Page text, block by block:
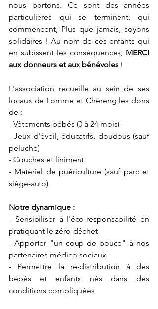
nous portons. Ce sont des années
particulières qui se terminent, qui
commencent, Plus que jamais, soyons
solidaires ! Au nom de ces enfants qui
en subissent les conséquences, MERCI
aux donneurs et aux bénévoles !
L'association recueille au sein de ses
locaux de Lomme et Chéreng les dons
de :
- Vêtements bébés (0 à 24 mois)
- Jeux d'éveil, éducatifs, doudous (sauf
peluche)
- Couches et liniment
- Matériel de puériculture (sauf parc et
siège-auto)
Notre dynamique :
- Sensibiliser à l'éco-responsabilité en
pratiquant le zéro-déchet
- Apporter "un coup de pouce" à nos
partenaires médico-sociaux
- Permettre la re-distribution à des
bébés et enfants nés dans des
conditions compliquées